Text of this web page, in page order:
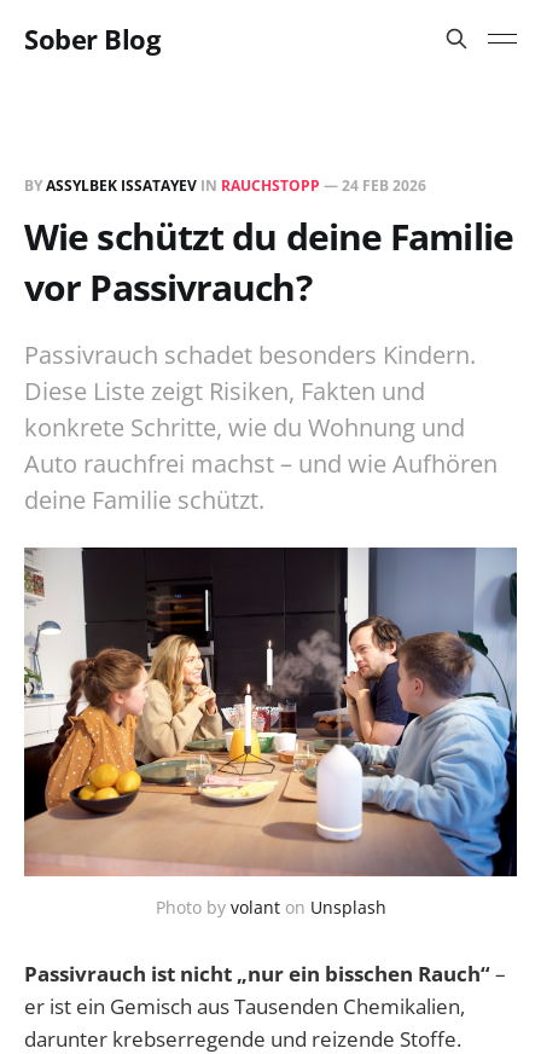
Sober Blog
BYASSYLBEK ISSATAYEV IN RAUCHSTOPP —24 FEB 2026
Wie schützt du deine Familie
vor Passivrauch?
Passivrauch schadet besonders Kindern.
Diese Liste zeigt Risiken, Fakten und
konkrete Schritte, wie du Wohnung und
Auto rauchfrei machst – und wie Aufhören
deine Familie schützt.
Photo by volanton Unsplash
Passivrauch ist nicht „nur ein bisschen Rauch“–
er ist ein Gemisch aus Tausenden Chemikalien,
darunter krebserregende und reizende Stoffe.